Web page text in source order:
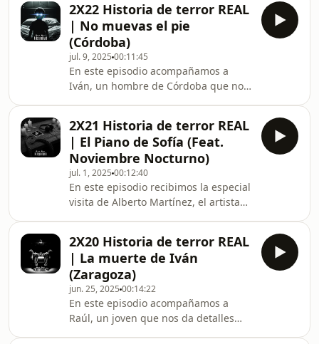
terminó con la amistad de dos buenos
amigos.¿Te atreves a escuchar?
Sumérgete más profundo en las
sombras. Accede a nuestro contenido
exclusivo, episodios más oscuros que
aún no han visto la luz y sesiones de
HIPNOSIS... Suscríbete a nuestra
sección premium de S
2X22 Historia de terror REAL
| No muevas el pie
(Córdoba)
jul. 9, 2025 00:11:45
En este episodio acompañamos a
Iván, un hombre de Córdoba que nos
casa de su novia con el espíritu de un
niño que le observaba.Este relato no
te dejará dormir.¿Te atreves a
escuchar?Sumérgete más profundo
en las sombras. Accede a nuestro
contenido exclusivo, episodios más
oscuros que aún no han visto la luz y
sesiones de H
2X21 Historia de terror REAL
| El Piano de Sofía (Feat.
Noviembre Nocturno)
jul. 1, 2025 00:12:40
En este episodio recibimos la especial
visita de Alberto Martínez, el artista
maestría relata la historia de un joven
que vivió una auténtica pesadilla en
un ático de Zaragoza.¿Te atreves a
escuchar?Sumérgete más profundo
en las sombras. Accede a nuestro
contenido exclusivo, episodios más
oscuros que aún no han visto la luz y
2X20 Historia de terror REAL
| La muerte de Iván
(Zaragoza)
jun. 25, 2025 00:14:22
En este episodio acompañamos a
Raúl, un joven que nos da detalles